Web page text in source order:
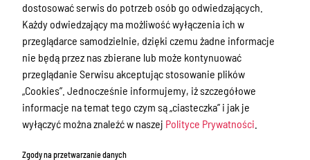
Urząd Stanu Cywilnego
Ewidencja ludności, dowody osobiste,
działalność gospodarcza
Przetargi
Ogłoszenia
Petycje
Nabór
dostosować serwis do potrzeb osób go odwiedzających.
Każdy odwiedzający ma możliwość wyłączenia ich w
przeglądarce samodzielnie, dzięki czemu żadne informacje
nie będą przez nas zbierane lub może kontynuować
przeglądanie Serwisu akceptując stosowanie plików
„Cookies”. Jednocześnie informujemy, iż szczegółowe
informacje na temat tego czym są „ciasteczka” i jak je
wyłączyć można znaleźć w naszej Polityce Prywatności
Zgody na przetwarzanie danych